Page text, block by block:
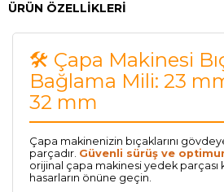
ÜRÜN ÖZELLIKLERI
🛠️ Çapa Makinesi
Bağlama Mili: 23
32 mm
Çapa makinenizin bıçaklarını
parçadır. Güvenli sürüş ve
orijinal çapa makinesi yedek parçası
hasarların önüne geçin.